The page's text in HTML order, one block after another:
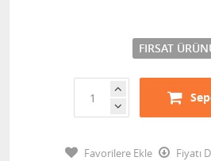
FIRSAT
Favorilere Ekle
Fiyatı